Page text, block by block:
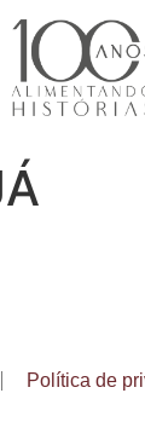
Política de